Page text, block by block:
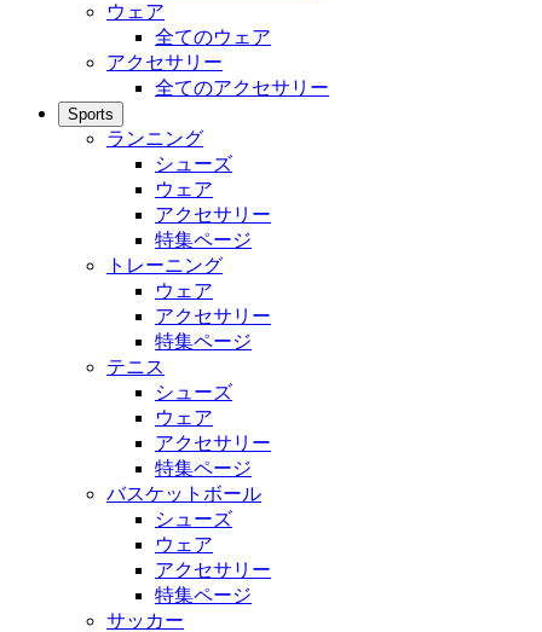
ウェア
全てのウェア
アクセサリー
全てのアクセサリー
Sports
ランニング
シューズ
ウェア
アクセサリー
特集ページ
トレーニング
ウェア
アクセサリー
特集ページ
テニス
シューズ
ウェア
アクセサリー
特集ページ
バスケットボール
シューズ
ウェア
アクセサリー
特集ページ
サッカー